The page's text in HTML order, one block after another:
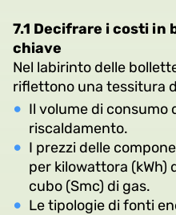
7.1 Decifrare i costi in
chiave
Nel labirinto delle
riflettono una tessitura
Il volume di consumo
riscaldamento.
I prezzi delle
per kilowattora
cubo (Smc) di gas.
Le tipologie di fonti